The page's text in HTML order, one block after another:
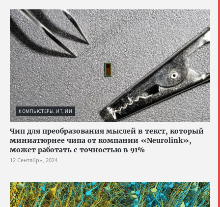
КОМПЬЮТЕРЫ, ИТ, ИИ
Чип для преобразования мыслей в текст, который
миниатюрнее чипа от компании «Neurolink»,
может работать с точностью в 91%
12 Сентябрь, 2024